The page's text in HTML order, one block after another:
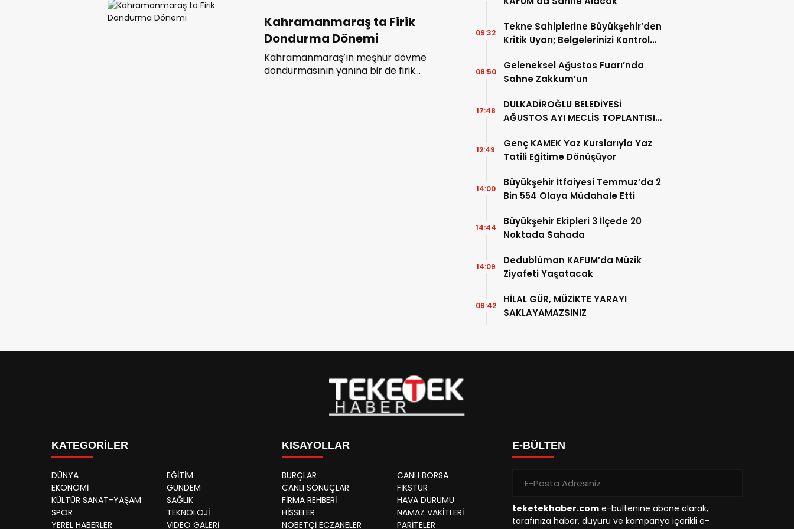
Kahramanmaraş ta Firik
Dondurma Dönemi
Kahramanmaraş’ın meşhur dövme
dondurmasının yanına bir de firik
Tekne Sahiplerine Büyükşehir’den
Kritik Uyarı; Belgelerinizi Kontrol
09:32
Geleneksel Ağustos Fuarı’nda
Sahne Zakkum’un
08:50
DULKADİROĞLU BELEDİYESİ
AĞUSTOS AYI MECLİS TOPLANTISI
17:48
Genç KAMEK Yaz Kurslarıyla Yaz
Tatili Eğitime Dönüşüyor
12:49
Büyükşehir İtfaiyesi Temmuz’da 2
Bin 554 Olaya Müdahale Etti
14:00
Büyükşehir Ekipleri 3 İlçede 20
Noktada Sahada
14:44
Dedublüman KAFUM’da Müzik
Ziyafeti Yaşatacak
14:09
HİLAL GÜR, MÜZİKTE YARAYI
SAKLAYAMAZSINIZ
09:42
KATEGORİLER
DÜNYA
EĞİTİM
EKONOMİ
GÜNDEM
KÜLTÜR SANAT-YAŞAM
SAĞLIK
SPOR
TEKNOLOJİ
YEREL HABERLER
VIDEO GALERİ
KISAYOLLAR
BURÇLAR
CANLI BORSA
CANLI SONUÇLAR
FİKSTÜR
FİRMA REHBERİ
HAVA DURUMU
HİSSELER
NAMAZ VAKİTLERİ
NÖBETÇİ ECZANELER
PARİTELER
E-BÜLTEN
teketekhaber.com e-bültenine abone olarak,
tarafınıza haber, duyuru ve kampanya içerikli e-